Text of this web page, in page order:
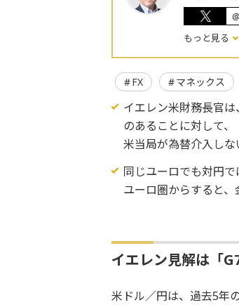
もっと見る
FX マネックス
イエレン米財務長官
のあることに対して
米当局が為替介入しな
同じユーロでも対円
ユーロ圏からすると
イエレン見解は「
米ドル／円は、過去5年